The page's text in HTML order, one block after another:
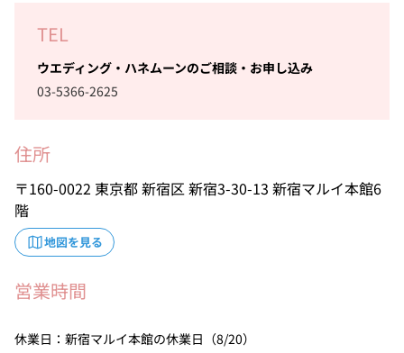
TEL
ウエディング・ハネムーンのご相談・お申し込み
03-5366-2625
住所
160-0022 東京都新宿区新宿3-30-13 新宿マルイ本館6
階
地図を見る
営業時間
休業日：新宿マルイ本館の休業日（8/20）